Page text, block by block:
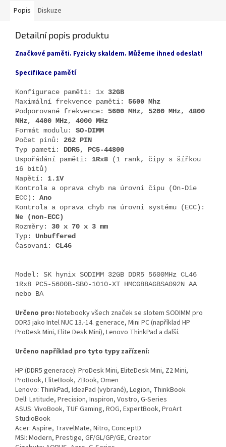
Popis Diskuze
Detailní popis produktu
Značkové paměti. Fyzicky skaldem. Můžeme ihned odeslat!
Specifikace pamětí
Konfigurace paměti: 1x 32GB
Maximální frekvence paměti: 5600 Mhz
Podporované frekvence: 5600 MHz, 5200 MHz, 4800
MHz, 4400 MHz,
4000 MHz
Formát modulu: SO-DIMM
Počet pinů: 262 PIN
Typ pameti: DDR5, PC5-44800
Uspořádání paměti:
1Rx8
(1 rank, čipy s šířkou
16 bitů)
Napětí: 1.1V
Kontrola a oprava chyb na úrovni čipu (On-Die
ECC): Ano
Kontrola a oprava chyb na úrovni systému (ECC):
Ne (non-ECC)
Rozměry: 30 x 70 x 3 mm
Typ: Unbuffered
Časovaní: CL46
Model: SK hynix SODIMM 32GB DDR5 5600MHz CL46
1Rx8 PC5-5600B-SB0-1010-XT HMCG88AGBSA092N AA
nebo BA
Určeno pro: Notebooky všech značek se slotem SODIMM pro
DDR5 jako Intel NUC 13.-14. generace, Mini PC (například HP
ProDesk Mini, Elite Desk Mini), Lenovo ThinkPad a další.
Určeno například pro tyto typy zařízení:
HP (DDR5 generace): ProDesk Mini, EliteDesk Mini, Z2 Mini,
ProBook, EliteBook, ZBook, Omen
Lenovo: ThinkPad, IdeaPad (vybrané), Legion, ThinkBook
Dell: Latitude, Precision, Inspiron, Vostro, G‑Series
ASUS: VivoBook, TUF Gaming, ROG, ExpertBook, ProArt
StudioBook
Acer: Aspire, TravelMate, Nitro, ConceptD
MSI: Modern, Prestige, GF/GL/GP/GE, Creator